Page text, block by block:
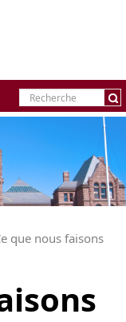
que nous faisons